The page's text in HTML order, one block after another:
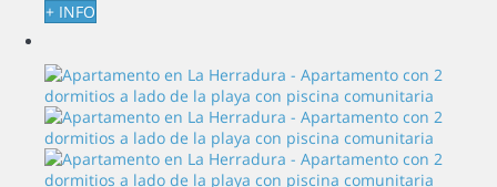
+ INFO